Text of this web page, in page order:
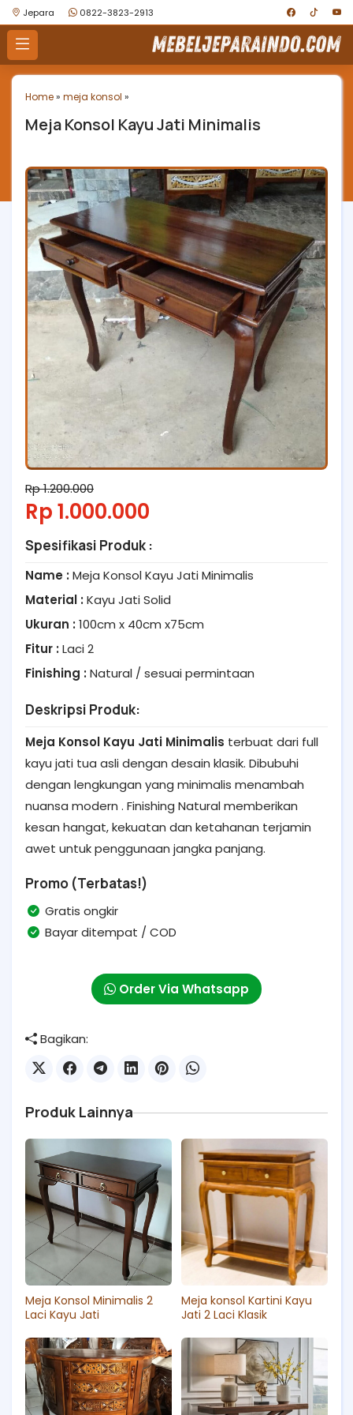
Jepara 0822-3823-2913
Home» meja konsol »
Meja Konsol Kayu Jati Minimalis
Deskripsi Produk:
Meja Konsol Kayu Jati Minimalis terbuat dari full
kayu jati tua asli dengan desain klasik. Dibubuhi
dengan lengkungan yang minimalis menambah
nuansa modern . Finishing Natural memberikan
kesan hangat, kekuatan dan ketahanan terjamin
awet untuk penggunaan jangka panjang.
Rp 1.200.000
Rp 1.000.000
Spesifikasi Produk :
Name : Meja Konsol Kayu Jati Minimalis
Material : Kayu Jati Solid
Ukuran : 100cm x 40cm x75cm
Fitur : Laci 2
Finishing : Natural / sesuai permintaan
Promo (Terbatas!)
Gratis ongkir
Bayar ditempat / COD
Order Via Whatsapp
Bagikan:
Produk Lainnya
Meja Konsol Minimalis 2
Laci Kayu Jati
Meja konsol Kartini Kayu
Jati 2 Laci Klasik